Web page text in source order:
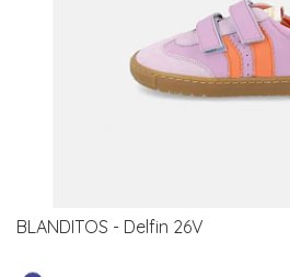
BLANDITOS - Delfin 26V